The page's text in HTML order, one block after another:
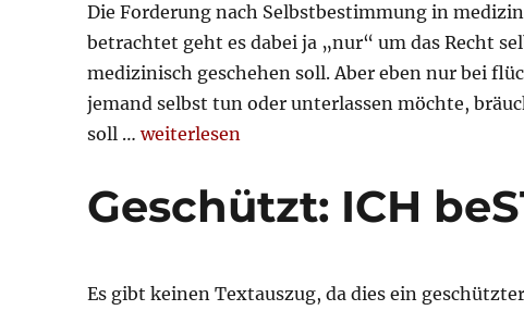
Die Forderung nach Selbstbestimmung in
betrachtet geht es dabei ja „nur“ um das Recht
medizinisch geschehen soll. Aber eben nur bei
jemand selbst tun oder unterlassen möchte,
soll …„Selbstbestimmung in medizinischen
weiterlesen
Geschützt: ICH
Es gibt keinen Textauszug, da dies ein